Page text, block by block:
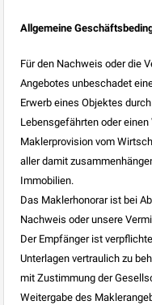
Allgemeine
Für den Nachweis oder die
Angebotes unbeschadet
Erwerb eines Objektes
Lebensgefährten oder
Maklerprovision vom
aller damit
Immobilien.
Das Maklerhonorar ist bei
Nachweis oder unsere
Der Empfänger ist
Unterlagen vertraulich zu
mit Zustimmung der
Weitergabe des